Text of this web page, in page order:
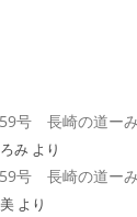
号 長崎の道ー
み より
号 長崎の道ー
より